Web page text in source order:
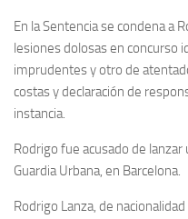
En la Sentencia se condena a
lesiones dolosas en concurso
imprudentes y otro de
costas y declaración de
instancia.
Rodrigo fue acusado de
Guardia Urbana, en Barcelona.
Rodrigo Lanza, de